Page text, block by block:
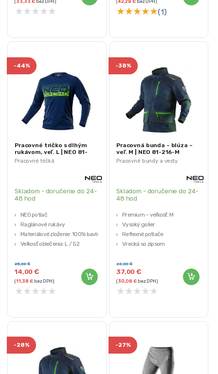
(33,33€bez DPH)
★★★★★
(42,28€bez DPH)
★★★★★(1)
Pracovné tričká
-44%
Pracovné tričko s dlhým
rukávom, veľ. L | NEO 81-
619-L
Skladom - doručenie do 24-
48 hod
NEO potlač
Raglánové rukávy
Materiálové zloženie: 100% bavlna
Veľkosť oblečenia: L / 52
13688: 2013
14,00€
25,00€
(11,38€bez DPH)
★★★★★
Pracovné bundy a vesty
-38%
Pracovná bunda – blúza –
veľ. M | NEO 81-216-M
Skladom - doručenie do 24-
48 hod
Premium – veľkosť: M
Vysoký golier
Reflexné potlače
Vrecká so zipsom
37,00€
60,00€
(30,08€bez DPH)
★★★★★
-28% -27%